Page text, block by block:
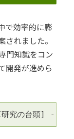
で効率的に膨
れました。
門知識をコン
開発が進めら
の台頭] -->